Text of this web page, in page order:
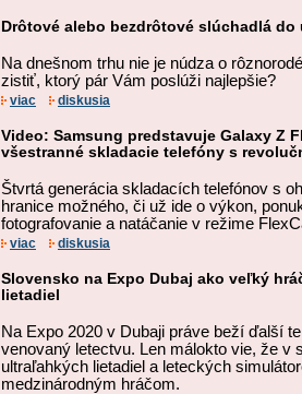
Drôtové alebo bezdrôtové slúchadlá do
Na dnešnom trhu nie je núdza o
zistiť, ktorý pár Vám poslúži najlepšie?
viac diskusia
Video: Samsung predstavuje Galaxy Z
všestranné skladacie telefóny s
Štvrtá generácia skladacích telefónov s
hranice možného, či už ide o výkon,
fotografovanie a natáčanie v režime
viac diskusia
Slovensko na Expo Dubaj ako veľký
lietadiel
Na Expo 2020 v Dubaji práve beží ďalší
venovaný letectvu. Len málokto vie, že v
ultraľahkých lietadiel a leteckých
medzinárodným hráčom.